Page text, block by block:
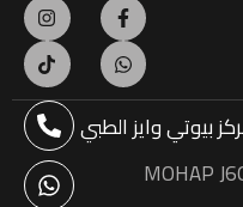
بيوتي وايز الطبي
MOHAP